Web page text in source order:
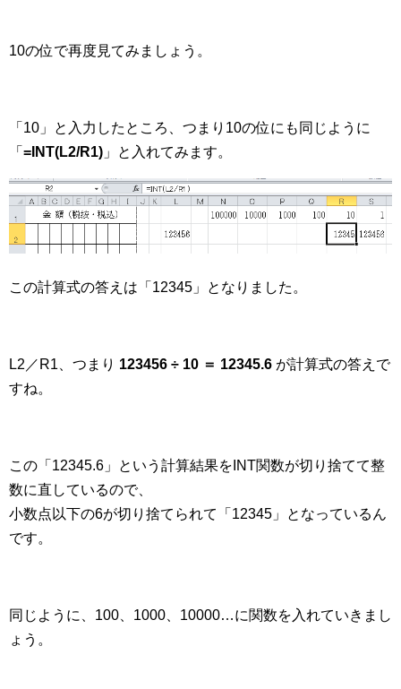
10の位で再度見てみましょう。
「10」と入力したところ、つまり10の位にも同じように
「 =INT(L2/R1) 」と入れてみます。
この計算式の答えは「12345」となりました。
L2／R1、つまり 123456 ÷ 10 ＝ 12345.6 が計算式の答えで
すね。
この「12345.6」という計算結果をINT関数が切り捨てて整
数に直しているので、
小数点以下の6が切り捨てられて「12345」となっているん
です。
同じように、100、1000、10000…に関数を入れていきまし
ょう。